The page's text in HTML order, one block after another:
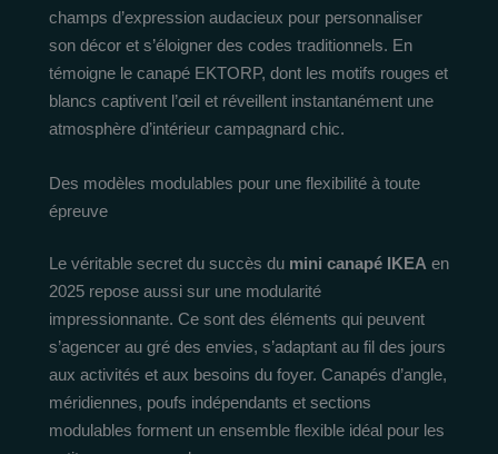
champs d’expression audacieux pour personnaliser
son décor et s’éloigner des codes traditionnels. En
témoigne le canapé EKTORP, dont les motifs rouges et
blancs captivent l’œil et réveillent instantanément une
atmosphère d’intérieur campagnard chic.
Des modèles modulables pour une flexibilité à toute
épreuve
Le véritable secret du succès du mini canapé IKEA en
2025 repose aussi sur une modularité
impressionnante. Ce sont des éléments qui peuvent
s’agencer au gré des envies, s’adaptant au fil des jours
aux activités et aux besoins du foyer. Canapés d’angle,
méridiennes, poufs indépendants et sections
modulables forment un ensemble flexible idéal pour les